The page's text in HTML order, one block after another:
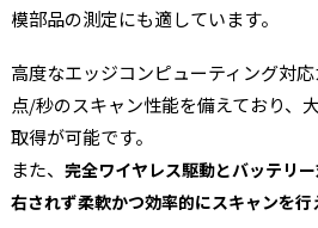
模部品の測定にも適しています。
高度なエッジコンピューティング対
点/秒のスキャン性能を備えており、
取得が可能です。
また、 完全ワイヤレス駆動とバッテリ
右されず柔軟かつ効率的にスキャンを行